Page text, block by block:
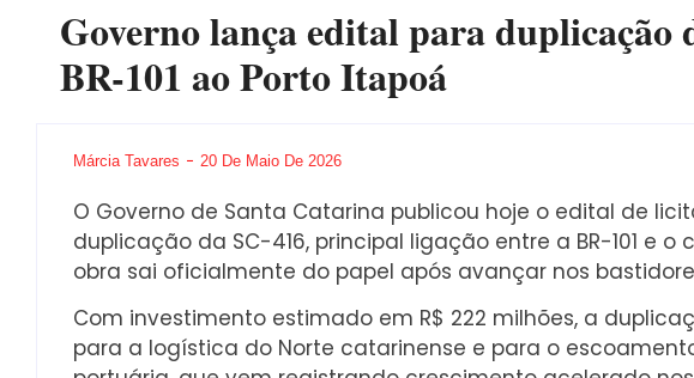
Governo lança edital para duplicação
BR-101 ao Porto Itapoá
Márcia Tavares 20 De Maio De 2026
O Governo de Santa Catarina publicou hoje o edital de
duplicação da SC-416, principal ligação entre a BR-101 e
obra sai oficialmente do papel após avançar nos
Com investimento estimado em R$ 222 milhões, a
para a logística do Norte catarinense e para o